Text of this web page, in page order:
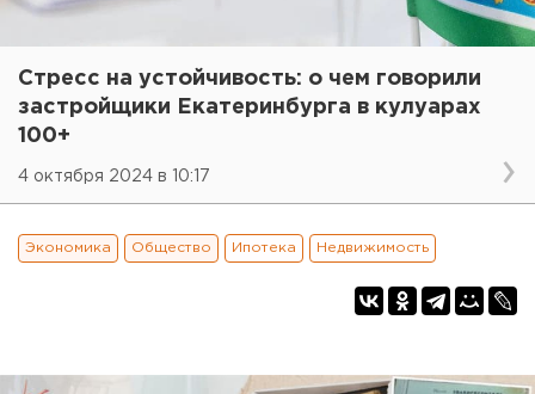
Стресс на устойчивость: о чем говорили
застройщики Екатеринбурга в кулуарах
100+
4 октября 2024 в 10:17
Экономика Общество Ипотека Недвижимость